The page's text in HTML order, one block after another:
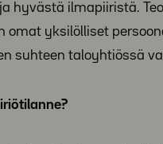
hyvästä ilmapiiristä.
omat yksilölliset
suhteen taloyhtiössä